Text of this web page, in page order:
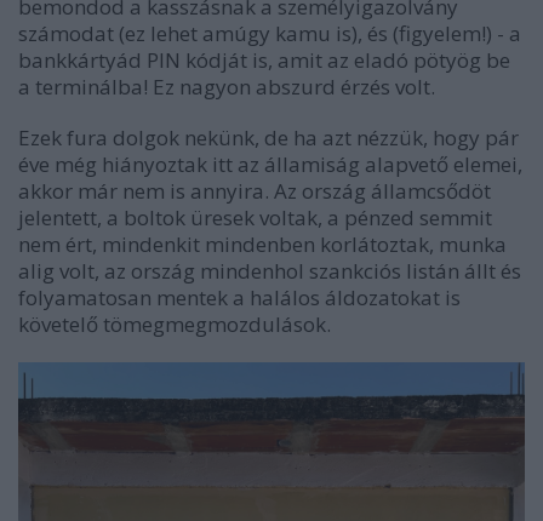
bemondod a kasszásnak a személyigazolvány
számodat (ez lehet amúgy kamu is), és (figyelem!) - a
bankkártyád PIN kódját is, amit az eladó pötyög be
a terminálba! Ez nagyon abszurd érzés volt.
Ezek fura dolgok nekünk, de ha azt nézzük, hogy pár
éve még hiányoztak itt az államiság alapvető elemei,
akkor már nem is annyira. Az ország államcsődöt
jelentett, a boltok üresek voltak, a pénzed semmit
nem ért, mindenkit mindenben korlátoztak, munka
alig volt, az ország mindenhol szankciós listán állt és
folyamatosan mentek a halálos áldozatokat is
követelő tömegmegmozdulások.